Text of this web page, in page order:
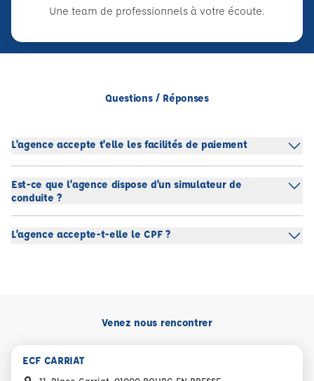
Une team de professionnels à votre écoute.
Questions / Réponses
L'agence accepte t'elle les facilités de paiement
Est-ce que l'agence dispose d'un simulateur de
conduite ?
L'agence accepte-t-elle le CPF ?
Venez nous rencontrer
ECF CARRIAT